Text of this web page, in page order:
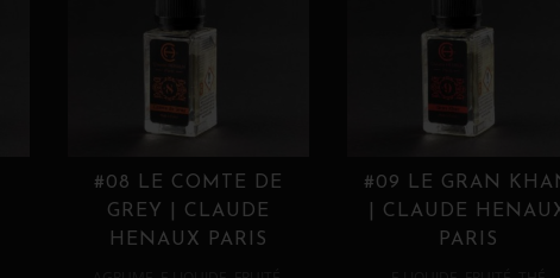
#08 LE COMTE DE
GREY | CLAUDE
HENAUX PARIS
#09 LE GRAN
| CLAUDE
PARIS